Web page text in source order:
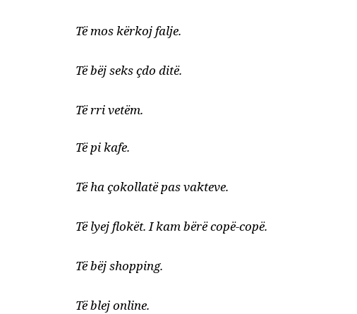
Të mos kërkoj falje.
Të bëj seks çdo ditë.
Të rri vetëm.
Të pi kafe.
Të ha çokollatë pas vakteve.
Të lyej flokët. I kam bërë copë-copë.
Të bëj shopping.
Të blej online.